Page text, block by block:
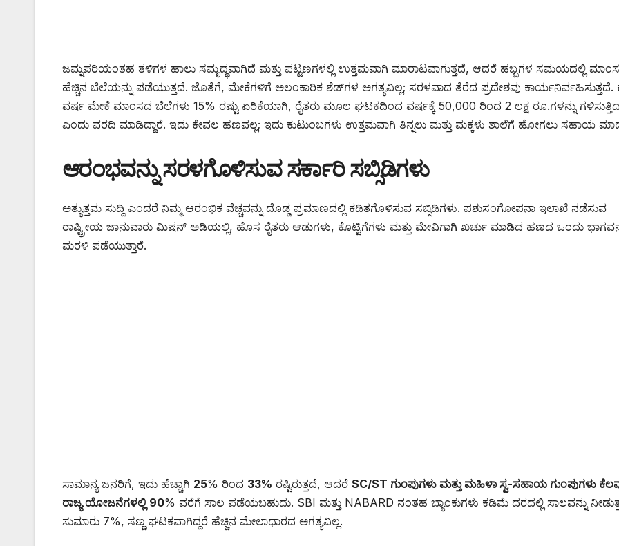
ಜಮ್ನಪರಿಯಂತಹ ತಳಿಗಳ ಹಾಲು ಸಮೃದ್ಧವಾಗಿದೆ ಮತ್ತು ಪಟ್ಟಣಗಳಲ್ಲಿ ಉತ್ತಮವಾಗಿ ಮಾರಾಟವಾಗುತ್ತದೆ, ಆದರೆ ಹಬ್ಬಗಳ ಸಮಯದಲ್ಲಿ
ಹೆಚ್ಚಿನ ಬೆಲೆಯನ್ನು ಪಡೆಯುತ್ತದೆ. ಜೊತೆಗೆ, ಮೇಕೆಗಳಿಗೆ ಅಲಂಕಾರಿಕ ಶೆಡ್‌ಗಳ ಅಗತ್ಯವಿಲ್ಲ; ಸರಳವಾದ ತೆರೆದ ಪ್ರದೇಶವು ಕಾರ್ಯನಿರ್ವಹಿಸುತ್ತದೆ.
ವರ್ಷ ಮೇಕೆ ಮಾಂಸದ ಬೆಲೆಗಳು 15% ರಷ್ಟು ಏರಿಕೆಯಾಗಿ, ರೈತರು ಮೂಲ ಘಟಕದಿಂದ ವರ್ಷಕ್ಕೆ 50,000 ರಿಂದ 2 ಲಕ್ಷ ರೂ.ಗಳನ್ನು
ಎಂದು ವರದಿ ಮಾಡಿದ್ದಾರೆ. ಇದು ಕೇವಲ ಹಣವಲ್ಲ; ಇದು ಕುಟುಂಬಗಳು ಉತ್ತಮವಾಗಿ ತಿನ್ನಲು ಮತ್ತು ಮಕ್ಕಳು ಶಾಲೆಗೆ ಹೋಗಲು ಸಹಾಯ
ಆರಂಭವನ್ನು ಸರಳಗೊಳಿಸುವ ಸರ್ಕಾರಿ ಸಬ್ಸಿಡಿಗಳು
ಅತ್ಯುತ್ತಮ ಸುದ್ದಿ ಎಂದರೆ ನಿಮ್ಮ ಆರಂಭಿಕ ವೆಚ್ಚವನ್ನು ದೊಡ್ಡ ಪ್ರಮಾಣದಲ್ಲಿ ಕಡಿತಗೊಳಿಸುವ ಸಬ್ಸಿಡಿಗಳು. ಪಶುಸಂಗೋಪನಾ ಇಲಾಖೆ ನಡೆಸುವ
ರಾಷ್ಟ್ರೀಯ ಜಾನುವಾರು ಮಿಷನ್ ಅಡಿಯಲ್ಲಿ, ಹೊಸ ರೈತರು ಆಡುಗಳು, ಕೊಟ್ಟಿಗೆಗಳು ಮತ್ತು ಮೇವಿಗಾಗಿ ಖರ್ಚು ಮಾಡಿದ ಹಣದ ಒಂದು
ಮರಳಿ ಪಡೆಯುತ್ತಾರೆ.
ಸಾಮಾನ್ಯ ಜನರಿಗೆ, ಇದು ಹೆಚ್ಚಾಗಿ 25% ರಿಂದ 33% ರಷ್ಟಿರುತ್ತದೆ, ಆದರೆ SC/ST ಗುಂಪುಗಳು ಮತ್ತು ಮಹಿಳಾ ಸ್ವ-ಸಹಾಯ ಗುಂಪುಗಳು
ರಾಜ್ಯ ಯೋಜನೆಗಳಲ್ಲಿ 90% ವರೆಗೆ ಸಾಲ ಪಡೆಯಬಹುದು. SBI ಮತ್ತು NABARD ನಂತಹ ಬ್ಯಾಂಕುಗಳು ಕಡಿಮೆ ದರದಲ್ಲಿ ಸಾಲವನ್ನು
ಸುಮಾರು 7%, ಸಣ್ಣ ಘಟಕವಾಗಿದ್ದರೆ ಹೆಚ್ಚಿನ ಮೇಲಾಧಾರದ ಅಗತ್ಯವಿಲ್ಲ.